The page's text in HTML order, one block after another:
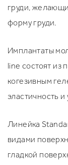
груди,
форму груди.
Имплантаты
line состоят из
когезивным
эластичность и
Линейка
видами
гладкой